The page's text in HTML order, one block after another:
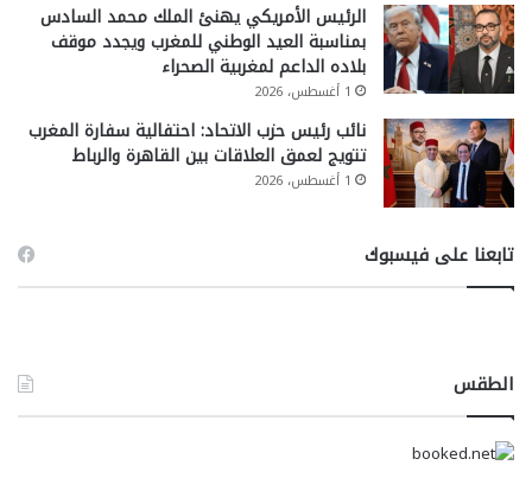
الرئيس الأمريكي يهنئ الملك محمد السادس
بمناسبة العيد الوطني للمغرب ويجدد موقف
بلاده الداعم لمغربية الصحراء
1 أغسطس، 2026
نائب رئيس حزب الاتحاد: احتفالية سفارة المغرب
تتويج لعمق العلاقات بين القاهرة والرباط
1 أغسطس، 2026
تابعنا على فيسبوك
الطقس